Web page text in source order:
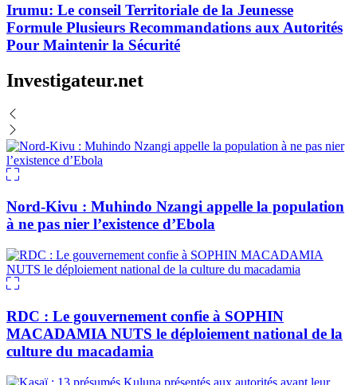
Irumu: Le conseil Territoriale de la Jeunesse
Formule Plusieurs Recommandations aux Autorités
Pour Maintenir la Sécurité
Investigateur.net
Nord-Kivu : Muhindo Nzangi appelle la population
à ne pas nier l’existence d’Ebola
RDC : Le gouvernement confie à SOPHIN
MACADAMIA NUTS le déploiement national de la
culture du macadamia